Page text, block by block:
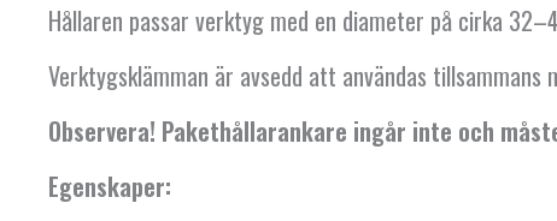
Hållaren passar verktyg med en diameter på cirka
Verktygsklämman är avsedd att användas tillsammans
Observera! Pakethållarankare ingår inte och
Egenskaper: